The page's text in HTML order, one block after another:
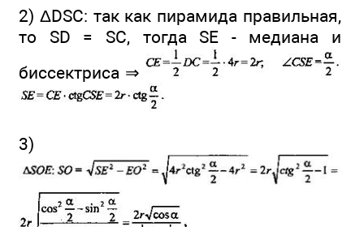
2) ΔDSC: так как пирамида правильная,
то SD = SC, тогда SE - медиана и
биссектриса ⇒
3)